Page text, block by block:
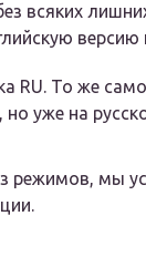
всяких
RU. То же
но уже на
режимов, мы